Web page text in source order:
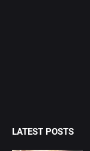
LATEST POSTS